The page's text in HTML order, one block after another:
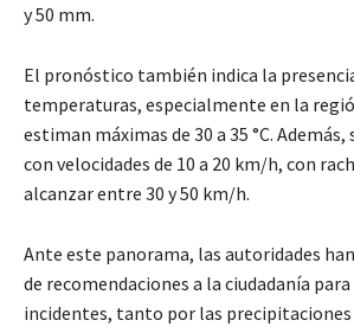
y 50 mm.
El pronóstico también indica la
temperaturas, especialmente en la
estiman máximas de 30 a 35 °C.
con velocidades de 10 a 20 km/h, con
alcanzar entre 30 y 50 km/h.
Ante este panorama, las autoridades
de recomendaciones a la ciudadanía
incidentes, tanto por las